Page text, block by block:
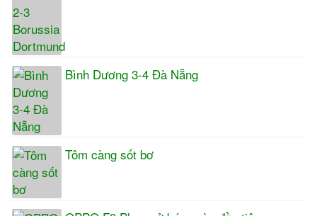
Bình Dương 3-4 Đà Nẵng
Tôm càng sốt bơ